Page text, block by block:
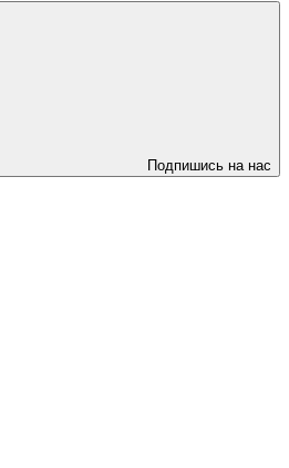
Подпишись на нас